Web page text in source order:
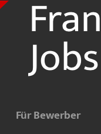
Für Bewerber